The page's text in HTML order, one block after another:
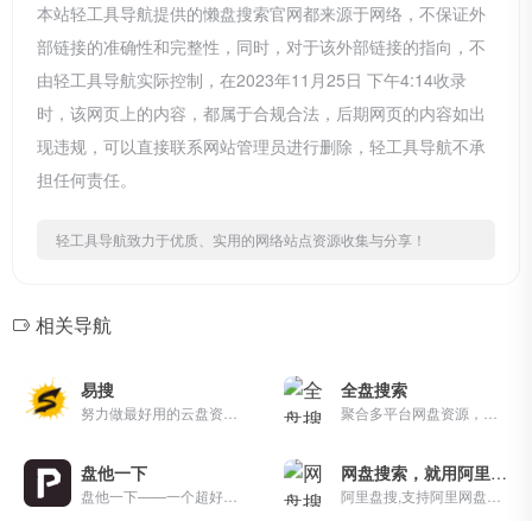
本站轻工具导航提供的懒盘搜索官网都来源于网络，不保证外
部链接的准确性和完整性，同时，对于该外部链接的指向，不
由轻工具导航实际控制，在2023年11月25日 下午4:14收录
时，该网页上的内容，都属于合规合法，后期网页的内容如出
现违规，可以直接联系网站管理员进行删除，轻工具导航不承
担任何责任。
轻工具导航致力于优质、实用的网络站点资源收集与分享！
相关导航
易搜 全盘搜索
盘他一下 网盘搜索，就用阿里盘搜搜索